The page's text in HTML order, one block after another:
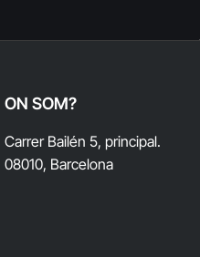
ON SOM?
Carrer Bailén 5, principal.
08010, Barcelona